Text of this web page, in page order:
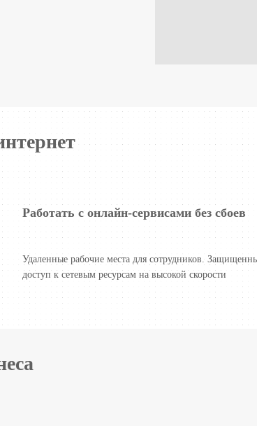
Работать с онлайн-сервисами без сбоев
Удаленные рабочие места для сотрудников.
доступ к сетевым ресурсам на высокой скорости